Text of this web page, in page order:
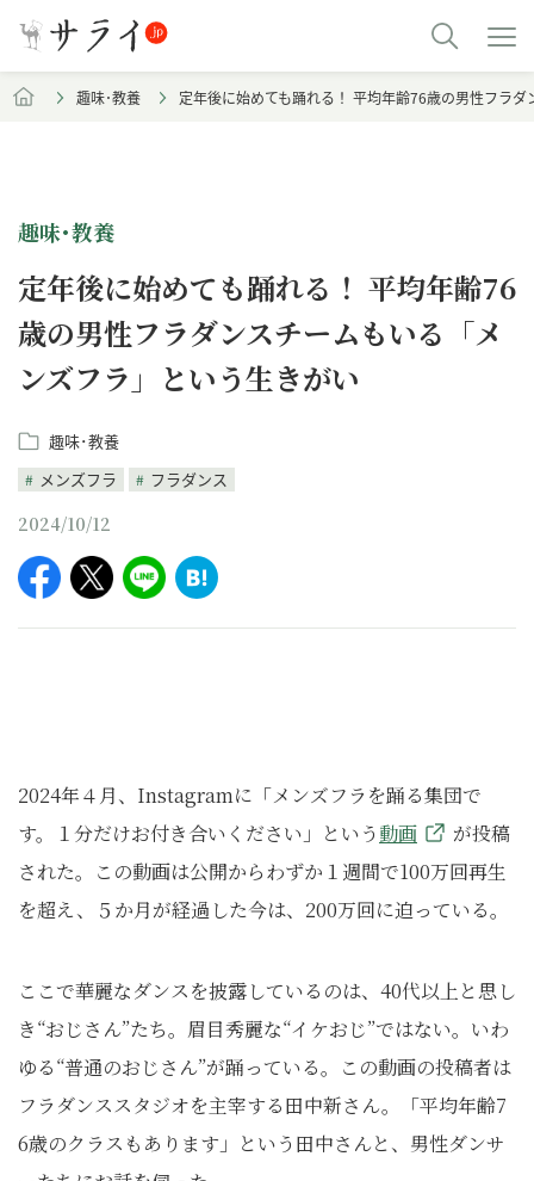
趣味･教養 定年後に始めても踊れる！ 平均年齢76歳の男性フラ
趣味･教養
定年後に始めても踊れる！ 平均年齢76
歳の男性フラダンスチームもいる「メ
ンズフラ」という生きがい
趣味･教養
メンズフラ
フラダンス
2024/10/12
2024年４月、Instagramに「メンズフラを踊る集団で
す。１分だけお付き合いください」という 動画
が投稿
された。この動画は公開からわずか１週間で100万回再生
を超え、５か月が経過した今は、200万回に迫っている。
ここで華麗なダンスを披露しているのは、40代以上と思し
き“おじさん”たち。眉目秀麗な“イケおじ”ではない。いわ
ゆる“普通のおじさん”が踊っている。この動画の投稿者は
フラダンススタジオを主宰する田中新さん。「平均年齢7
6歳のクラスもあります」という田中さんと、男性ダンサ